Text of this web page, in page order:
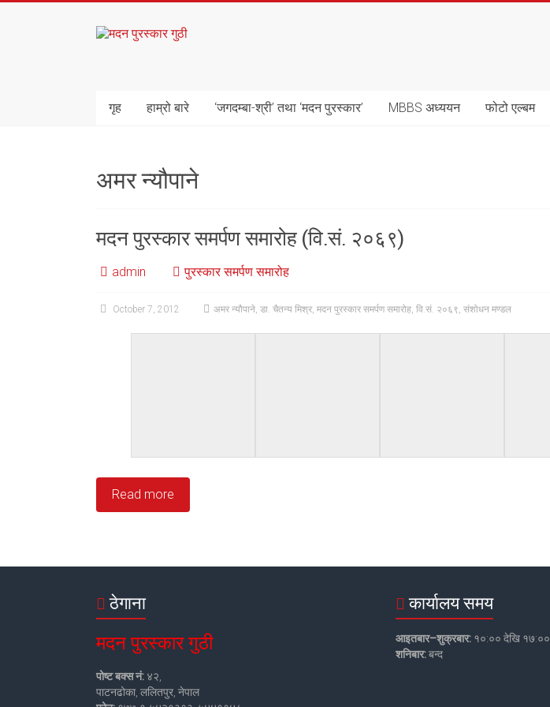
मदन
गुठी
गृह हाम्रो बारे ‘जगदम्बा-श्री’ तथा ‘मदन पुरस्कार’ MBBS अध्ययन फोटो एल्बम
अमर न्यौपाने
मदन पुरस्कार समर्पण समारोह (वि.सं. २०६९)
admin पुरस्कार समर्पण समारोह
October 7, 2012 अमर न्यौपाने, डा. चैतन्य मिश्र, मदन पुरस्कार समर्पण समारोह, वि.सं. २०६९, संशोधन मण्डल
Read more
ठेगाना
मदन पुरस्कार गुठी
पोष्ट बक्स नं: ४२,
पाटनढोका, ललितपुर, नेपाल
कार्यालय समय
आइतबार–शुक्रबार:१०:०० देखि १७:००
शनिबार:बन्द